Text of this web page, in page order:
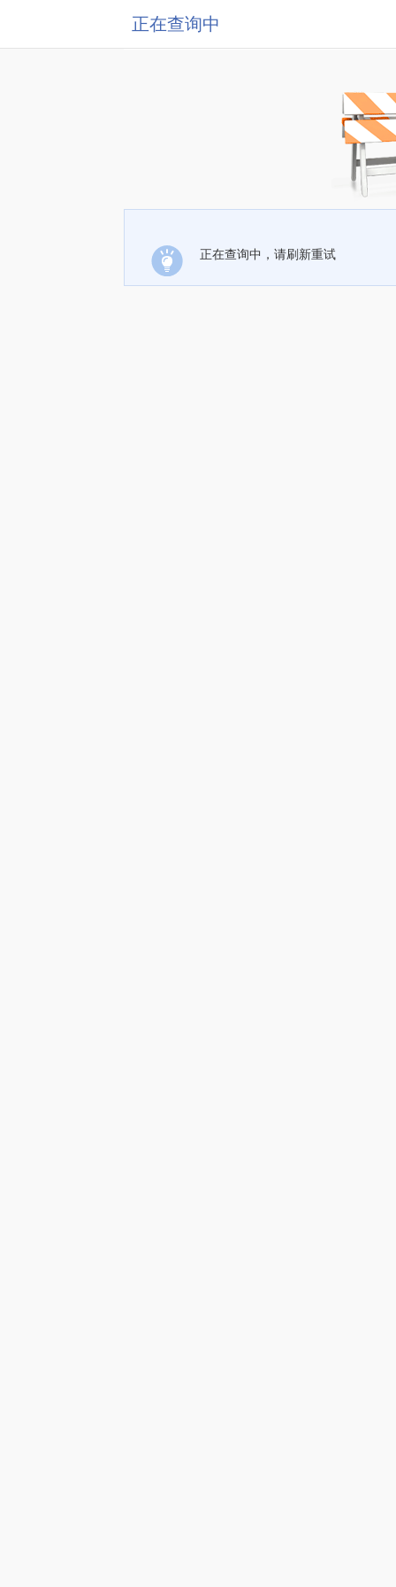
正在查询中
正在查询中，请刷新重试